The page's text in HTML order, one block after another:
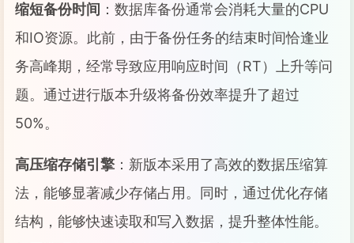
缩短备份时间 ：数据库备份通常会消耗大量的CPU
和IO资源。此前，由于备份任务的结束时间恰逢业
务高峰期，经常导致应用响应时间（RT）上升等问
题。通过进行版本升级将备份效率提升了超过
50%。
高压缩存储引擎：新版本采用了高效的数据压缩算
法，能够显著减少存储占用。同时，通过优化存储
结构，能够快速读取和写入数据，提升整体性能。